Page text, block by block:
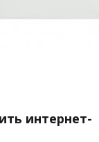
интернет-